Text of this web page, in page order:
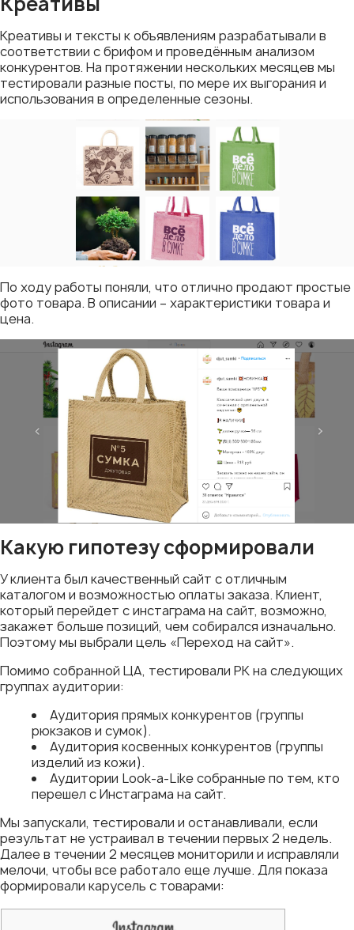
Креативы и тексты к объявлениям разрабатывали в
соответствии с брифом и проведённым анализом
конкурентов. На протяжении нескольких месяцев мы
тестировали разные посты, по мере их выгорания и
использования в определенные сезоны.
По ходу работы поняли, что отлично продают простые
фото товара. В описании – характеристики товара и
цена.
Какую гипотезу сформировали
У клиента был качественный сайт с отличным
каталогом и возможностью оплаты заказа. Клиент,
который перейдет с инстаграма на сайт, возможно,
закажет больше позиций, чем собирался изначально.
Поэтому мы выбрали цель «Переход на сайт».
Помимо собранной ЦА, тестировали РК на следующих
группах аудитории:
Аудитория прямых конкурентов (группы
рюкзаков и сумок).
Аудитория косвенных конкурентов (группы
изделий из кожи).
Аудитории Look-a-Like собранные по тем, кто
перешел с Инстаграма на сайт.
Мы запускали, тестировали и останавливали, если
результат не устраивал в течении первых 2 недель.
Далее в течении 2 месяцев мониторили и исправляли
мелочи, чтобы все работало еще лучше. Для показа
формировали карусель с товарами: